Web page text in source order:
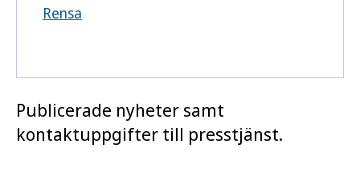
Rensa
Publicerade nyheter samt
kontaktuppgifter till presstjänst.